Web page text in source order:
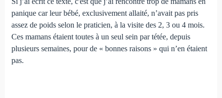
panique car leur bébé, exclusivement allaité, n’avait pas pris
assez de poids selon le praticien, à la visite des 2, 3 ou 4 mois.
Ces mamans étaient toutes à un seul sein par tétée, depuis
plusieurs semaines, pour de « bonnes raisons » qui n’en étaient
pas.